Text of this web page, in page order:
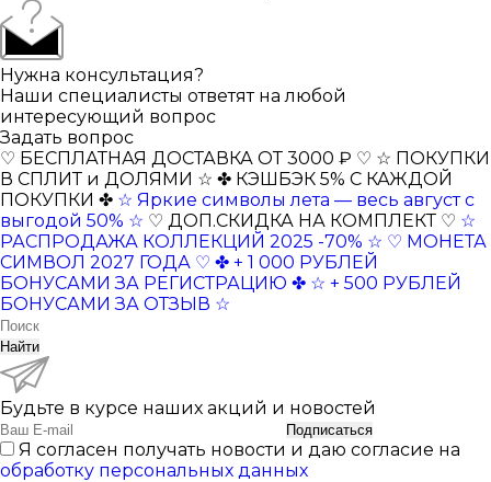
Нужна консультация?
Наши специалисты ответят на любой
интересующий вопрос
Задать вопрос
♡ БЕСПЛАТНАЯ ДОСТАВКА ОТ 3000 ₽ ♡ ☆ ПОКУПКИ
В СПЛИТ и ДОЛЯМИ ☆ ✤ КЭШБЭК 5% С КАЖДОЙ
ПОКУПКИ ✤ ☆ Яркие символы лета — весь август с
выгодой 50% ☆ ♡ ДОП.СКИДКА НА КОМПЛЕКТ ♡ ☆
РАСПРОДАЖА КОЛЛЕКЦИЙ 2025 -70% ☆ ♡ МОНЕТА
СИМВОЛ 2027 ГОДА ♡ ✤ + 1 000 РУБЛЕЙ
БОНУСАМИ ЗА РЕГИСТРАЦИЮ ✤ ☆ + 500 РУБЛЕЙ
БОНУСАМИ ЗА ОТЗЫВ ☆
Найти
Будьте в курсе наших акций и новостей
Подписаться
Я согласен получать новости и даю согласие на
обработку персональных данных